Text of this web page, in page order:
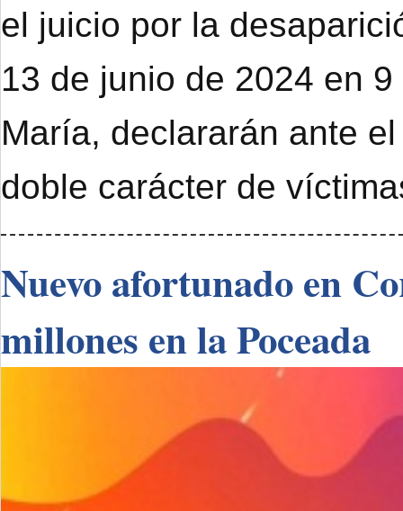
el juicio por la
13 de junio de 2024 en
María, declararán ante
doble carácter de
Nuevo afortunado en
millones en la Poceada